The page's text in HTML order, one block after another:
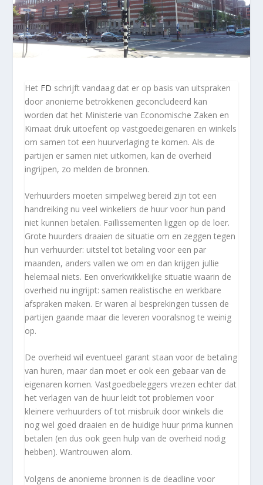
Het FD schrijft vandaag dat er op basis van uitspraken
door anonieme betrokkenen geconcludeerd kan
worden dat het Ministerie van Economische Zaken en
Kimaat druk uitoefent op vastgoedeigenaren en winkels
om samen tot een huurverlaging te komen. Als de
partijen er samen niet uitkomen, kan de overheid
ingrijpen, zo melden de bronnen.
Verhuurders moeten simpelweg bereid zijn tot een
handreiking nu veel winkeliers de huur voor hun pand
niet kunnen betalen. Faillissementen liggen op de loer.
Grote huurders draaien de situatie om en zeggen tegen
hun verhuurder: uitstel tot betaling voor een par
maanden, anders vallen we om en dan krijgen jullie
helemaal niets. Een onverkwikkelijke situatie waarin de
overheid nu ingrijpt: samen realistische en werkbare
afspraken maken. Er waren al besprekingen tussen de
partijen gaande maar die leveren vooralsnog te weinig
op.
De overheid wil eventueel garant staan voor de betaling
van huren, maar dan moet er ook een gebaar van de
eigenaren komen. Vastgoedbeleggers vrezen echter dat
het verlagen van de huur leidt tot problemen voor
kleinere verhuurders of tot misbruik door winkels die
nog wel goed draaien en de huidige huur prima kunnen
betalen (en dus ook geen hulp van de overheid nodig
hebben). Wantrouwen alom.
Volgens de anonieme bronnen is de deadline voor